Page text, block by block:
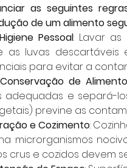
as seguintes
de um alimento
Higiene Pessoal: Lavar
as luvas descartáveis
para evitar a
Conservação de
adequadas e separá-
previne as
e Cozimento:
microrganismos
crus e cozidos devem